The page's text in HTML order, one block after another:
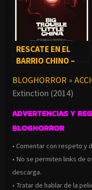
RESCATE EN EL
BARRIO CHINO –
LITTLE CHINA
(1986)
BLOGHORROR »
Extinction (2014)
ADVERTENCIAS Y
BLOGHORROR
• Comentar con respeto y
• No se permiten links de
descarga.
• Tratar de hablar de la